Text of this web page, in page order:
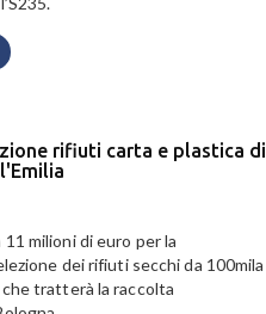
rifiuti carta e plastica di
milioni di euro per la
dei rifiuti secchi da 100mila
tratterà la raccolta